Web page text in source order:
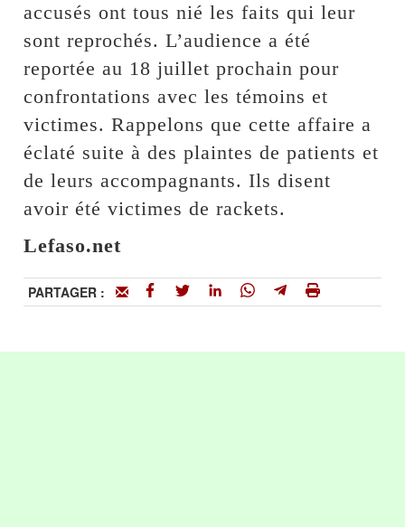
accusés ont tous nié les faits qui leur
sont reprochés. L’audience a été
reportée au 18 juillet prochain pour
confrontations avec les témoins et
victimes. Rappelons que cette affaire a
éclaté suite à des plaintes de patients et
de leurs accompagnants. Ils disent
avoir été victimes de rackets.
Lefaso.net
PARTAGER :